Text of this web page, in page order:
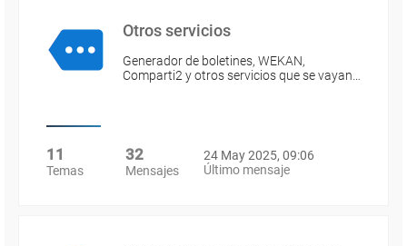
Otros servicios
Generador de boletines, WEKAN,
Comparti2 y otros servicios que se vayan…
11
Temas
32
Mensajes
24 May 2025, 09:06
Último mensaje